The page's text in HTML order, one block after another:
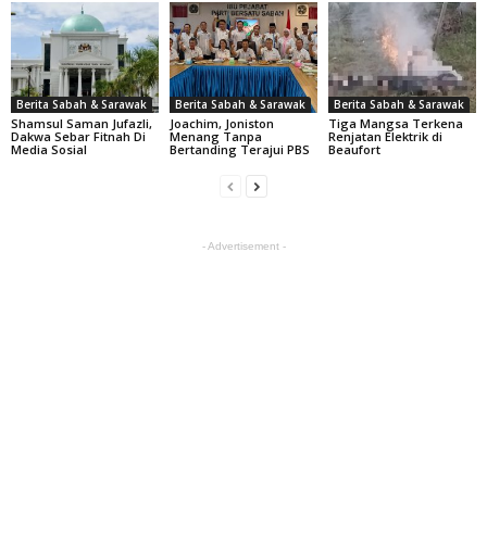
Berita Sabah & Sarawak
Shamsul Saman Jufazli,
Dakwa Sebar Fitnah Di
Media Sosial
Berita Sabah & Sarawak
Joachim, Joniston
Menang Tanpa
Bertanding Terajui PBS
Berita Sabah & Sarawak
Tiga Mangsa Terkena
Renjatan Elektrik di
Beaufort
- Advertisement -